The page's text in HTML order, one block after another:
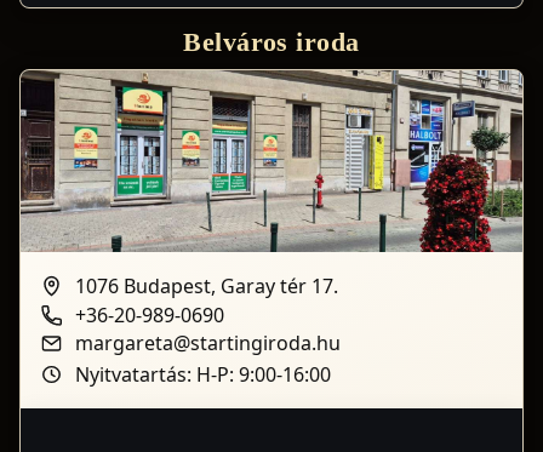
Belváros iroda
1076 Budapest, Garay tér 17.
+36-20-989-0690
margareta@startingiroda.hu
Nyitvatartás: H-P: 9:00-16:00